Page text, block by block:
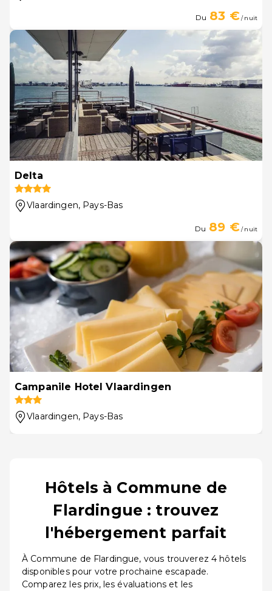
Du 83 €/ nuit
Delta
Vlaardingen, Pays-Bas
Du 89 €/ nuit
Campanile Hotel Vlaardingen
Vlaardingen, Pays-Bas
Hôtels à Commune de
Flardingue : trouvez
l'hébergement parfait
À Commune de Flardingue, vous trouverez 4 hôtels
disponibles pour votre prochaine escapade.
Comparez les prix, les évaluations et les